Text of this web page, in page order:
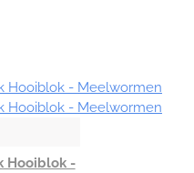
Hooiblok -